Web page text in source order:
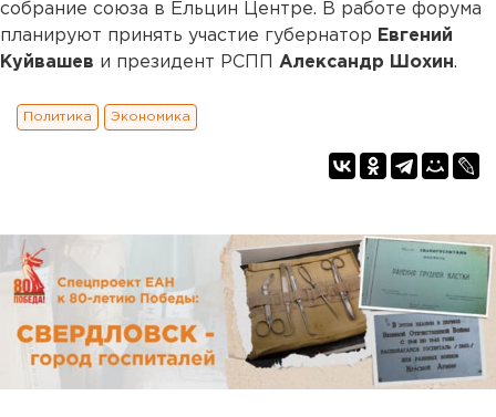
собрание союза в Ельцин Центре. В работе форума
планируют принять участие губернатор Евгений
Куйвашев и президент РСПП Александр Шохин.
Политика Экономика